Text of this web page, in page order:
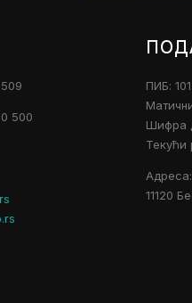
500
ПИБ:
Шифра
Текући
11120